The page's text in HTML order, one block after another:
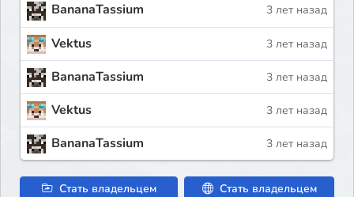
BananaTassium 3 лет назад
Vektus 3 лет назад
BananaTassium 3 лет назад
Vektus 3 лет назад
BananaTassium 3 лет назад
Стать владельцем
Стать владельцем